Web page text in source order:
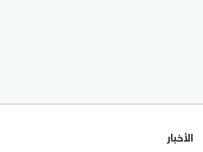
الأخبار